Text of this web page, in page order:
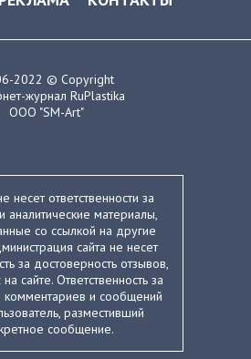
2022 © Copyright
журнал RuPlastika
ООО "SM-Art"
несет ответственности за
аналитические материалы,
со ссылкой на другие
сайта не несет
за достоверность отзывов,
сайте. Ответственность за
и сообщений
разместивший
сообщение.